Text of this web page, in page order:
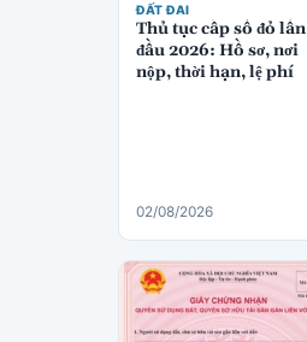
ĐẤT ĐAI
Thủ tục cấp sổ đỏ lần
đầu 2026: Hồ sơ, nơi
nộp, thời hạn, lệ phí
02/08/2026